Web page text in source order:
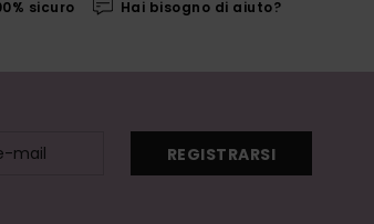
sicuro Hai bisogno di aiuto?
REGISTRARSI